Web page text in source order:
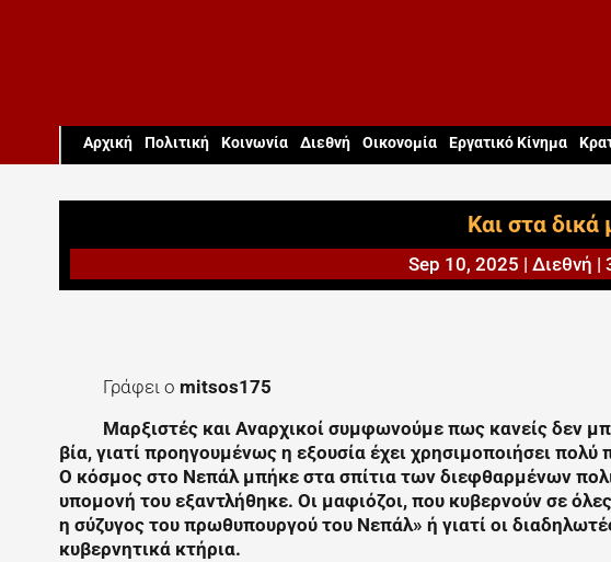
Aρχική Πολιτική Κοινωνία Διεθνή Οικονομία Εργατικό Κίνημα
Και στα δικά
Sep 10, 2025 | Διεθνή |
Γράφει ο mitsos175
Μαρξιστές και Αναρχικοί συμφωνούμε πως κανείς δεν
βία, γιατί προηγουμένως η εξουσία έχει χρησιμοποιήσει πολύ
Ο κόσμος στο Νεπάλ μπήκε στα σπίτια των διεφθαρμένων
υπομονή του εξαντλήθηκε. Οι μαφιόζοι, που κυβερνούν σε
η σύζυγος του πρωθυπουργού του Νεπάλ» ή γιατί οι
κυβερνητικά κτήρια.